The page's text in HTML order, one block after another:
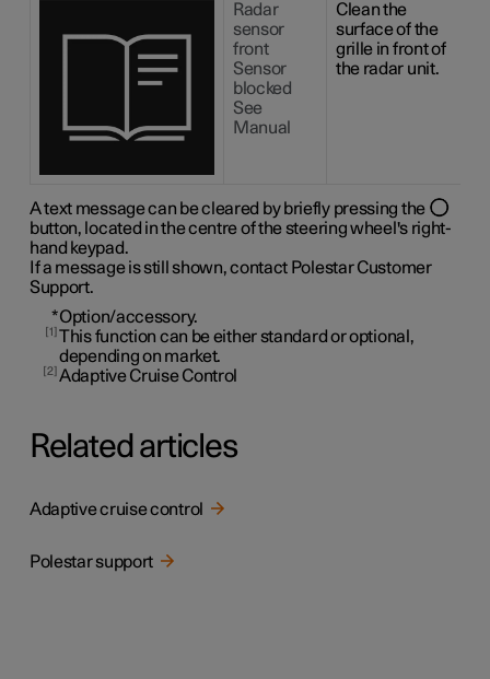
Radar
sensor
front
Sensor
blocked
See
Manual
Clean the
surface of the
grille in front of
the radar unit.
A text message can be cleared by briefly pressing the
button, located in the centre of the steering wheel's right-
hand keypad.
If a message is still shown, contact Polestar Customer
Support.
*Option/accessory.
1 This function can be either standard or optional,
depending on market.
2 Adaptive Cruise Control
Related articles
Adaptive cruise control
Polestar support